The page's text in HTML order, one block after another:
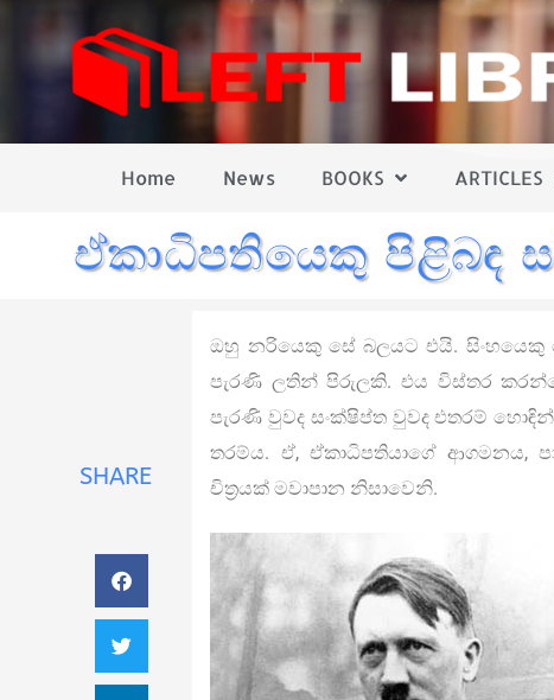
Home News BOOKS ARTICLES
ඒකාධිපතියෙකු පිළිබඳ
SHARE
ඔහු නරියෙකු සේ බලයට එයි. සිංහයෙකු
පැරණි ලතින් පිරුලකි. එය විස්තර
පැරණි වුවද සංක්ෂිප්ත වුවද එතරම්
තරම්ය. ඒ, ඒකාධිපතියාගේ ආගමනය,
චිත්‍රයක් මවාපාන නිසාවෙනි.